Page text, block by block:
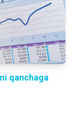
qanchaga